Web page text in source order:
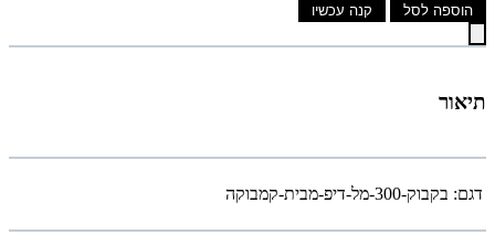
הוספה לסל קנה עכשיו
תיאור
דגם: בקבוק-300-מל-דיפ-מבית-קמבוקה